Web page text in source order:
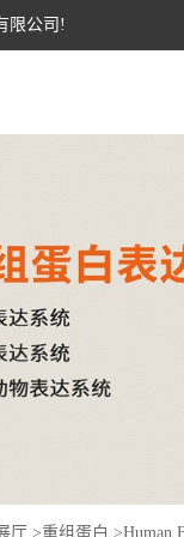
限公司!
厅 >重组蛋白 >Human